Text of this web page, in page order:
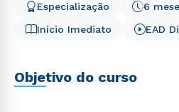
Início Imediato
6
Especialização
EAD
Objetivo do curso